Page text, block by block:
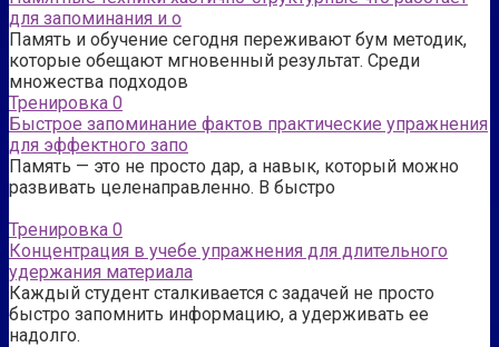
для запоминания и о
Память и обучение сегодня переживают бум методик,
которые обещают мгновенный результат. Среди
множества подходов
Тренировка 0
Быстрое запоминание фактов практические упражнения
для эффектного запо
Память — это не просто дар, а навык, который можно
развивать целенаправленно. В быстро
Тренировка 0
Концентрация в учебе упражнения для длительного
удержания материала
Каждый студент сталкивается с задачей не просто
быстро запомнить информацию, а удерживать ее
надолго.